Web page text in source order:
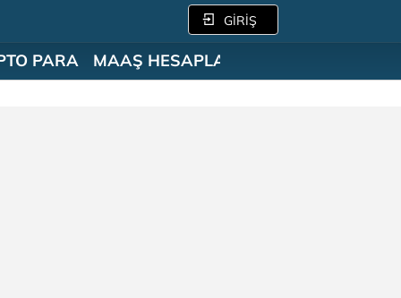
GİRİŞ
PARA MAAŞ HESAPLAMA